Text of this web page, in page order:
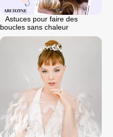
Astuces pour faire des
boucles sans chaleur